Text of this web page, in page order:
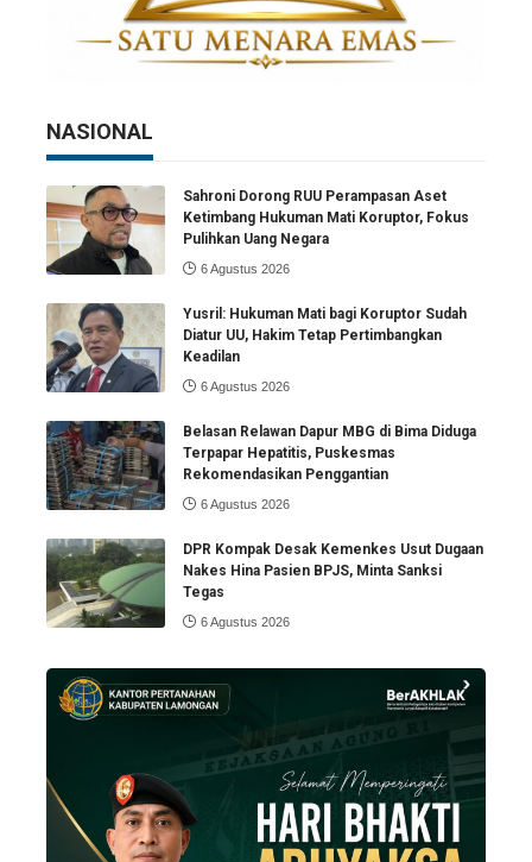
NASIONAL
Sahroni Dorong RUU Perampasan Aset
Ketimbang Hukuman Mati Koruptor, Fokus
Pulihkan Uang Negara
6 Agustus 2026
Yusril: Hukuman Mati bagi Koruptor Sudah
Diatur UU, Hakim Tetap Pertimbangkan
Keadilan
6 Agustus 2026
Belasan Relawan Dapur MBG di Bima Diduga
Terpapar Hepatitis, Puskesmas
Rekomendasikan Penggantian
6 Agustus 2026
DPR Kompak Desak Kemenkes Usut Dugaan
Nakes Hina Pasien BPJS, Minta Sanksi
Tegas
6 Agustus 2026